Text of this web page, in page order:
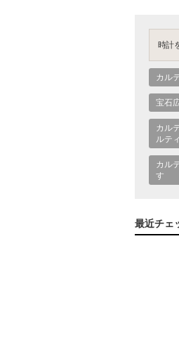
時計
カル
宝石
カル
ルテ
カル
す
最近チェ